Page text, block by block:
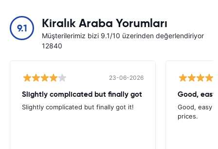
9.1 Kiralık Araba Yorumları
Müşterilerimiz bizi 9.1/10 üzerinden değerlendiriyor
12840
23-06-2026
Slightly complicated but finally got
Slightly complicated but finally got it!
Good,
Good, easy
prices.